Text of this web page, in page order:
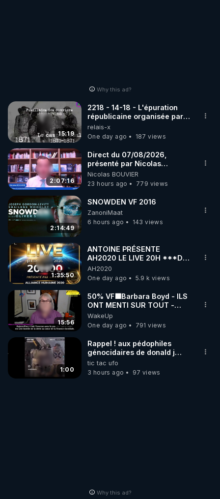
https://dlive.tv/J-Jacques.Crevecoeur
• Crowdbunker : https://crowdbunker.com/@jean-
jacques-crevecoeur
👉 CHLOÉ FRAMMERY
• Site officiel : https://chloeframmery.ch
• Crowdbunker :
https://crowdbunker.com/@ChloeFrammery
• Odysee : https://odysee.com/@Chloe_F:b
• Rumble : https://rumble.com/user/ChloeFra
• Facebook :
https://www.facebook.com/chloe.fra.9
https://www.facebook.com/ChloeFrammery
• Instagram :
https://www.instagram.com/chloe_frammery
• Twitter (X) : https://twitter.com/FrammeryChloe
• VK : https://m.vk.com/id665557322
• Telegram - canal d’info :
https://t.me/chloefinfosofficiel
👉 SALIM LAÏBI
• Blog Le libre Penseur :
https://www.lelibrepenseur.org
• Facebook :
• Telegram - canal d'info :
Why this ad?
15:19
2218 - 14-18 - L'épuration
républicaine organisée par
les frères de la truelle
relais-x
One day ago
187 views
2:07:16
Direct du 07/08/2026,
présenté par Nicolas
BOUVIER
Nicolas BOUVIER
23 hours ago
779 views
2:14:49
SNOWDEN VF 2016
ZanoniMaat
6 hours ago
143 views
1:35:50
ANTOINE PRÉSENTE
AH2020 LE LIVE 20H ***DU
06/08/2026***
AH2020
One day ago
5.9 k views
15:56
50% VF🟩Barbara Boyd - ILS
ONT MENTI SUR TOUT -
Jocelyne Traduction
WakeUp
One day ago
791 views
1:00
Rappel ! aux pédophiles
génocidaires de donald j
trump et ses supporters
trumpistes 424et 666.
tic tac ufo
3 hours ago
97 views
Why this ad?